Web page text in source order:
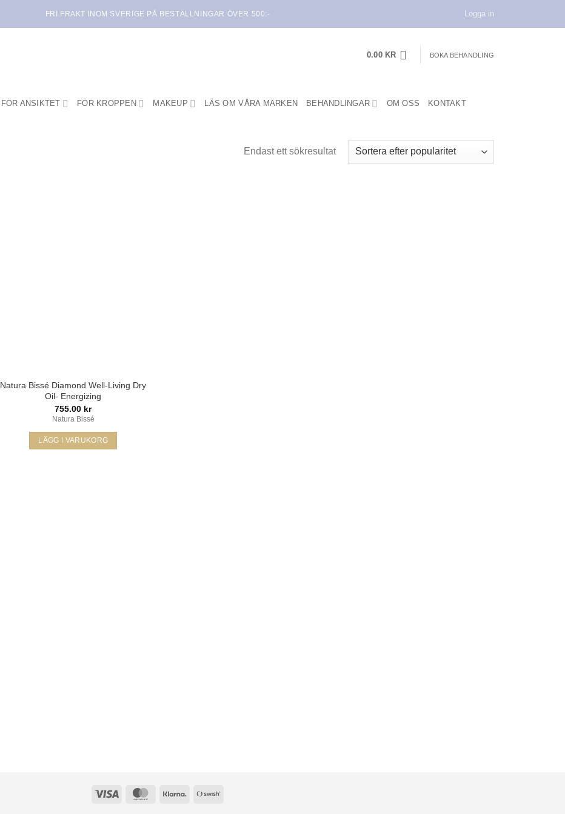
FRI FRAKT INOM SVERIGE PÅ BESTÄLLNINGAR ÖVER 500:- Logga in
0.00 KR BOKA BEHANDLING
FÖR ANSIKTET FÖR KROPPEN MAKEUP LÄS OM VÅRA MÄRKEN BEHANDLINGAR OM OSS KONTAKT
Endast ett sökresultat
Natura Bissé Diamond Well-Living Dry
Oil- Energizing
755.00 kr
Natura Bissé
LÄGG I VARUKORG
Visa MasterCardKlarna
Swish